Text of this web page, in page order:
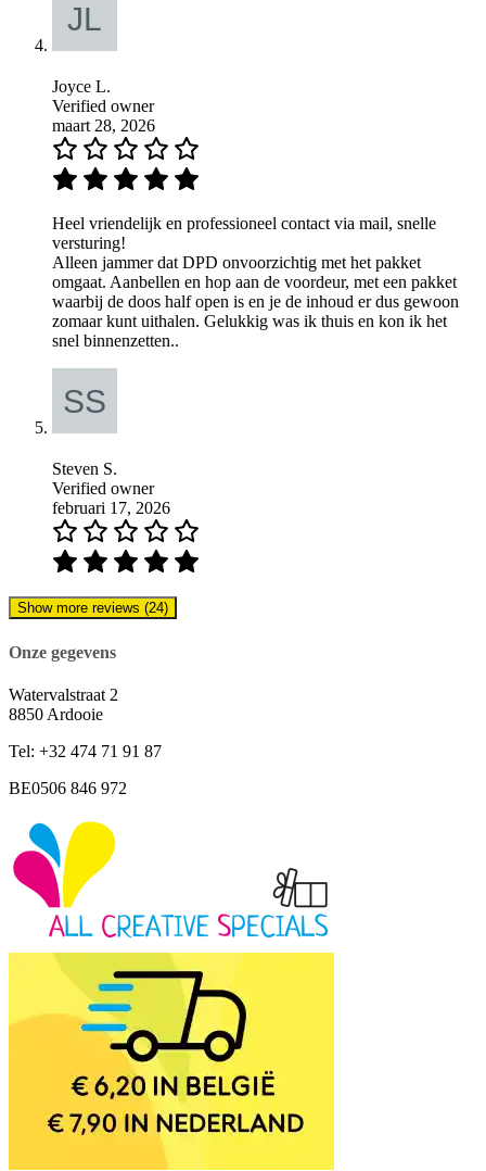
Joyce L.
Verified owner
maart 28, 2026
Heel vriendelijk en professioneel contact via mail, snelle
versturing!
Alleen jammer dat DPD onvoorzichtig met het pakket
omgaat. Aanbellen en hop aan de voordeur, met een pakket
waarbij de doos half open is en je de inhoud er dus gewoon
zomaar kunt uithalen. Gelukkig was ik thuis en kon ik het
snel binnenzetten..
Steven S.
Verified owner
februari 17, 2026
Show more reviews (24)
Onze gegevens
Watervalstraat 2
8850 Ardooie
Tel: +32 474 71 91 87
BE0506 846 972